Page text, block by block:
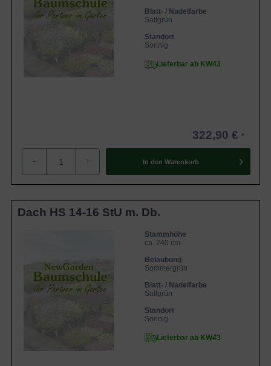
Blatt- / Nadelfarbe
Sattgrün
Standort
Sonnig
Lieferbar ab KW43
322,90 €
- + In den Warenkorb
Dach HS 14-16 StU m. Db.
Stammhöhe
ca. 240 cm
Belaubung
Sommergrün
Blatt- / Nadelfarbe
Sattgrün
Standort
Sonnig
Lieferbar ab KW43